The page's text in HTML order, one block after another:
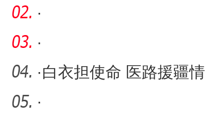
院通过全国胸痛救治单元
验
·
·
·白衣担使命 医路援疆情
——记伊春援疆医生赵晓
·